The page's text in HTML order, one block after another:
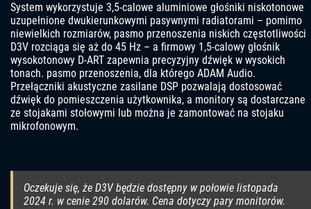
System wykorzystuje 3,5-calowe aluminiowe głośniki niskotonowe
uzupełnione dwukierunkowymi pasywnymi radiatorami – pomimo
niewielkich rozmiarów, pasmo przenoszenia niskich częstotliwości
D3V rozciąga się aż do 45 Hz – a firmowy 1,5-calowy głośnik
wysokotonowy D-ART zapewnia precyzyjny dźwięk w wysokich
tonach. pasmo przenoszenia, dla którego ADAM Audio.
Przełączniki akustyczne zasilane DSP pozwalają dostosować
dźwięk do pomieszczenia użytkownika, a monitory są dostarczane
ze stojakami stołowymi lub można je zamontować na stojaku
mikrofonowym.
Oczekuje się, że D3V będzie dostępny w połowie listopada
2024 r. w cenie 290 dolarów. Cena dotyczy pary monitorów.